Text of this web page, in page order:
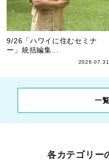
9/26「ハワイに住むセミナ
ー」統括編集...
2026.07.31
一
各カテゴリー